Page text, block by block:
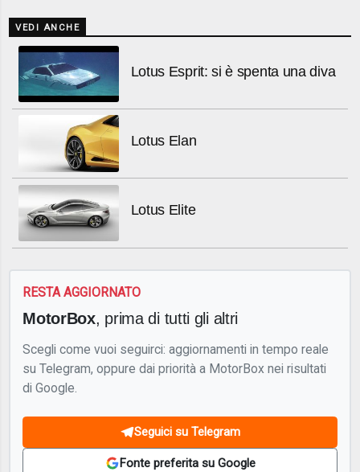
VEDI ANCHE
Lotus Esprit: si è spenta una diva
Lotus Elan
Lotus Elite
RESTA AGGIORNATO
MotorBox, prima di tutti gli altri
Scegli come vuoi seguirci: aggiornamenti in tempo reale
su Telegram, oppure dai priorità a MotorBox nei risultati
di Google.
Seguici su Telegram
Fonte preferita su Google